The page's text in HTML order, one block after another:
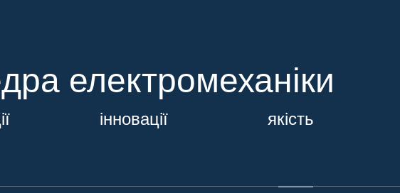
електромеханіки
інновації якість